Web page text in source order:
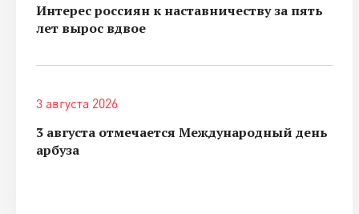
Интерес россиян к наставничеству за пять
лет вырос вдвое
3 августа 2026
3 августа отмечается Международный день
арбуза